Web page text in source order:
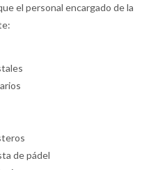
el personal encargado de la
de pádel